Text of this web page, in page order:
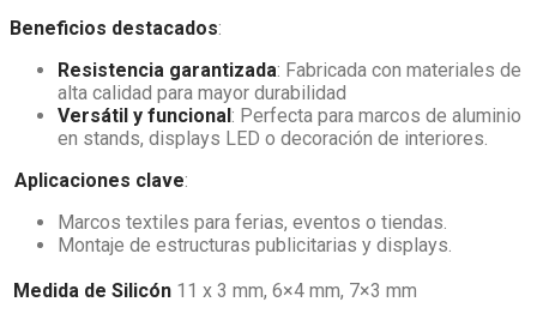
Beneficios destacados:
Resistencia garantizada: Fabricada con materiales de
alta calidad para mayor durabilidad
Versátil y funcional: Perfecta para marcos de aluminio
en stands, displays LED o decoración de interiores.
Aplicaciones clave:
Marcos textiles para ferias, eventos o tiendas.
Montaje de estructuras publicitarias y displays.
Medida de Silicón 11 x 3 mm, 6×4 mm, 7×3 mm